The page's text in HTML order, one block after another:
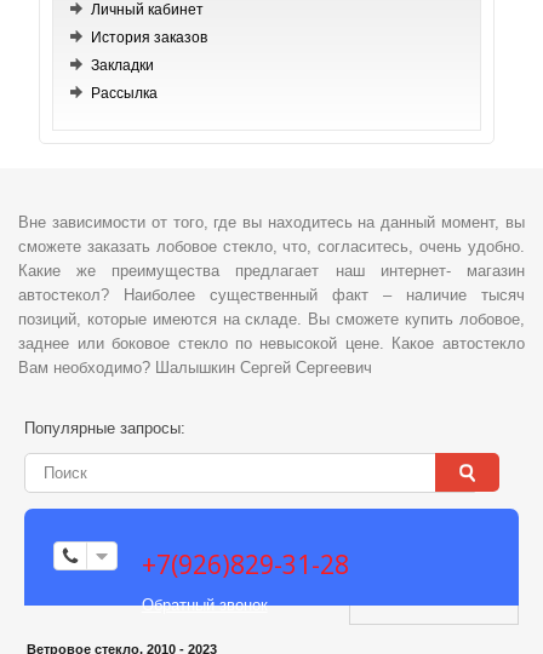
Личный кабинет
История заказов
Закладки
Рассылка
Вне зависимости от того, где вы находитесь на данный момент, вы
сможете заказать лобовое стекло, что, согласитесь, очень удобно.
Какие же преимущества предлагает наш интернет- магазин
автостекол? Наиболее существенный факт – наличие тысяч
позиций, которые имеются на складе. Вы сможете купить лобовое,
заднее или боковое стекло по невысокой цене. Какое автостекло
Вам необходимо? Шалышкин Сергей Сергеевич
Популярные запросы:
+7(926)829-31-28
Обратный звонок
Ветровое стекло, 2010 - 2023